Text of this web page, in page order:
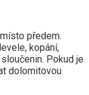
předem.
kopání,
Pokud je
dolomitovou